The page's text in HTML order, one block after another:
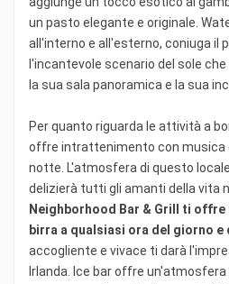
un pasto elegante e originale.
all'interno e all'esterno, coniuga il
l'incantevole scenario del sole
la sua sala panoramica e la sua
Per quanto riguarda le attività a
offre intrattenimento con musica
notte. L'atmosfera di questo
delizierà tutti gli amanti della vita
Neighborhood Bar & Grill ti offre
birra a qualsiasi ora del giorno
accogliente e vivace ti darà
Irlanda. Ice bar offre